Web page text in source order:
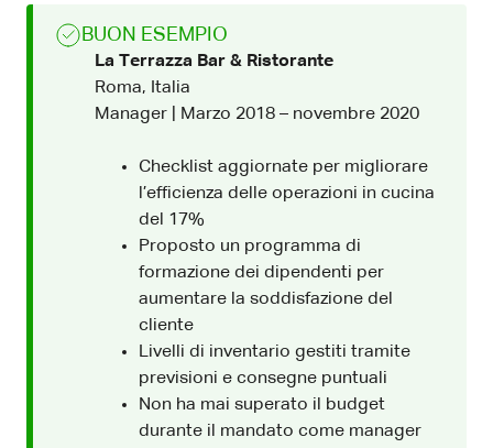
BUON ESEMPIO
La Terrazza Bar & Ristorante
Roma, Italia
Manager | Marzo 2018 – novembre 2020
Checklist aggiornate per migliorare
l’efficienza delle operazioni in cucina
del 17%
Proposto un programma di
formazione dei dipendenti per
aumentare la soddisfazione del
cliente
Livelli di inventario gestiti tramite
previsioni e consegne puntuali
Non ha mai superato il budget
durante il mandato come manager